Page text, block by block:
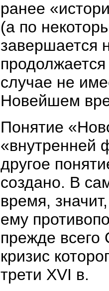
ранее
(а по
завершается
случае не
Новейшем
Понятие
«внутренней
другое
создано. В
время,
ему
прежде
кризис
трети XVI в.